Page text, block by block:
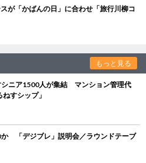
が「かばんの日」に合わせ「旅行川柳コ
もっと見る
シニア1500人が集結 マンション管理代
すシップ」
「デジブレ」説明会／ラウンドテーブ